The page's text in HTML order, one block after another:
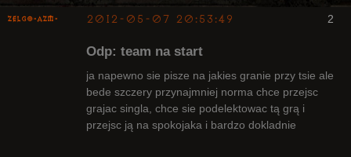
2
ZelgO-AZM- 2012-05-07 20:53:49
Odp: team na start
ja napewno sie pisze na jakies granie przy tsie ale
bede szczery przynajmniej norma chce przejsc
grajac singla, chce sie podelektowac tą grą i
przejsc ją na spokojaka i bardzo dokladnie